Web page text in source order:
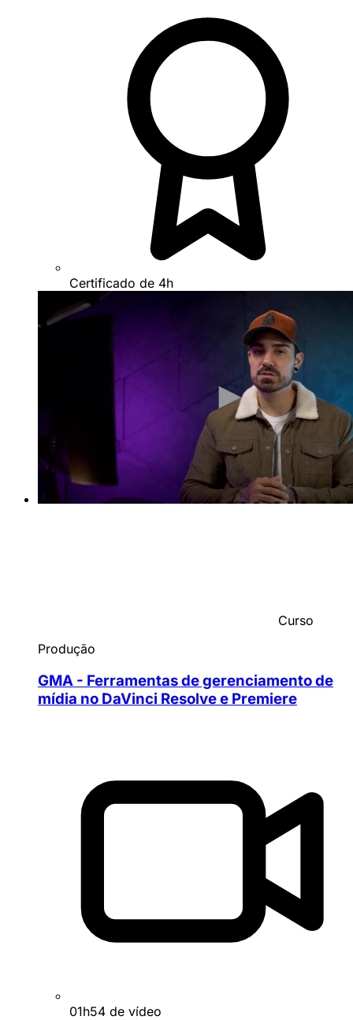
Certificado de 4h
Curso
Produção
GMA - Ferramentas de gerenciamento de
mídia no DaVinci Resolve e Premiere
01h54 de vídeo